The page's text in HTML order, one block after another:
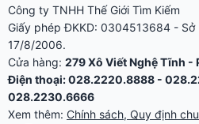
Công ty TNHH Thế Giới Tìm Kiếm
Giấy phép ĐKKD: 0304513684 - Sở
17/8/2006.
Cửa hàng: 279 Xô Viết Nghệ Tĩnh -
Điện thoại: 028.2220.8888 -
028.2230.6666
Xem thêm: Chính sách, Quy định